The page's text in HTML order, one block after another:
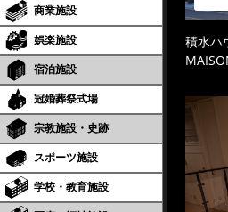
商業施設
娯楽施設
宿泊施設
冠婚葬祭式場
宗教施設・史跡
スポーツ施設
学校・教育施設
積水